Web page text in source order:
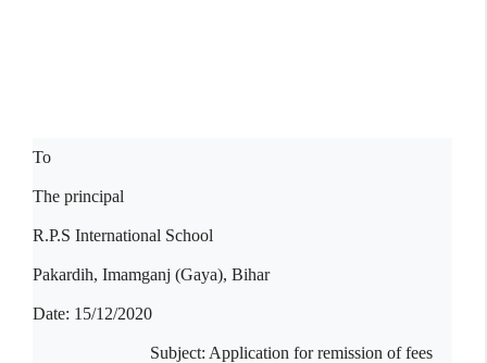
To
The principal
R.P.S International School
Pakardih, Imamganj (Gaya), Bihar
Date: 15/12/2020
Subject: Application for remission of fees